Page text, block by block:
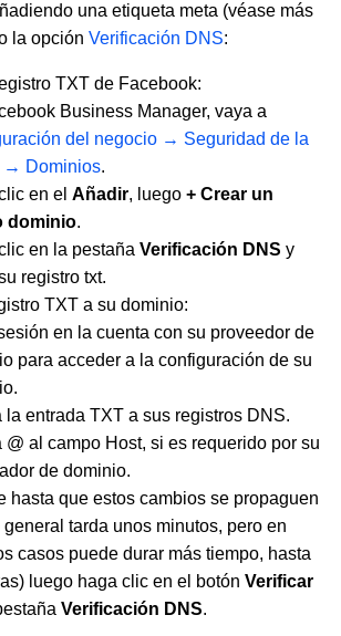
una etiqueta meta (véase más
la opción Verificación DNS:
TXT de Facebook:
Business Manager, vaya a
del negocio → Seguridad de la
→ Dominios.
en el Añadir, luego + Crear un
dominio.
en la pestaña Verificación DNS y
registro txt.
TXT a su dominio:
en la cuenta con su proveedor de
para acceder a la configuración de su
la entrada TXT a sus registros DNS.
@ al campo Host, si es requerido por su
de dominio.
hasta que estos cambios se propaguen
general tarda unos minutos, pero en
casos puede durar más tiempo, hasta
luego haga clic en el botón Verificar
Verificación DNS.